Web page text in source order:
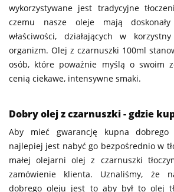
wykorzystywane jest tradycyjne
czemu nasze oleje mają
właściwości, działających w
organizm. Olej z czarnuszki 100ml
osób, które poważnie myślą o swoim
cenią ciekawe, intensywne smaki.
Dobry olej z czarnuszki - gdzie
Aby mieć gwarancję kupna
najlepiej jest nabyć go bezpośrednio w
małej olejarni olej z czarnuszki
zamówienie klienta. Uznaliśmy, że
dobrego oleju jest to aby był to olej